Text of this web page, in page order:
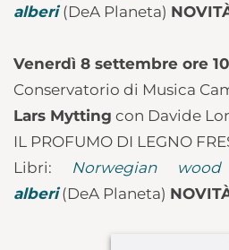
alberi (DeA Planeta)
Venerdì 8 settembre ore
Conservatorio di Musica
Lars Mytting con Davide
IL PROFUMO DI LEGNO
Libri: Norwegian wood
alberi(DeA Planeta)